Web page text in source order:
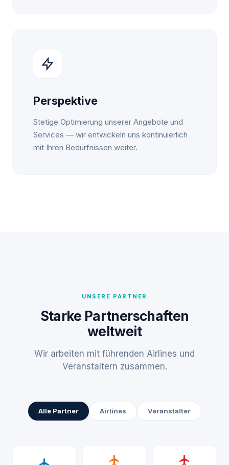
Perspektive
Stetige Optimierung unserer Angebote und
Services — wir entwickeln uns kontinuierlich
mit Ihren Bedürfnissen weiter.
UNSERE PARTNER
Starke Partnerschaften
weltweit
Wir arbeiten mit führenden Airlines und
Veranstaltern zusammen.
Alle Partner Airlines Veranstalter